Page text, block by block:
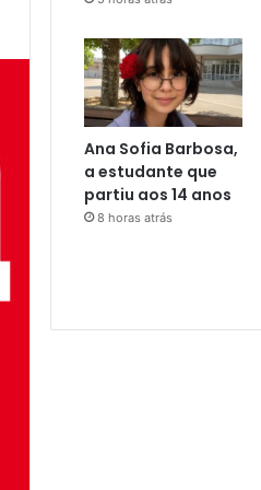
Ana Sofia Barbosa,
a estudante que
partiu aos 14 anos
8 horas atrás